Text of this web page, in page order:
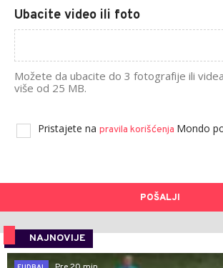
Ubacite video ili foto
Možete da ubacite do 3 fotografije ili
više od 25 MB.
Pristajete na pravila korišćenja Mondo
POŠALJI
NAJNOVIJE